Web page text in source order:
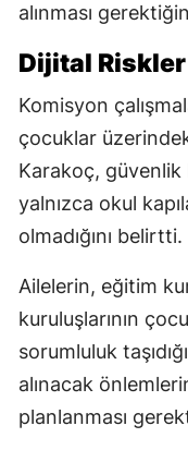
alınması
Dijital Riskler
Komisyon
çocuklar
Karakoç,
yalnızca okul
olmadığını belirtti.
Ailelerin, eğitim
kuruluşlarının
sorumluluk
alınacak
planlanması